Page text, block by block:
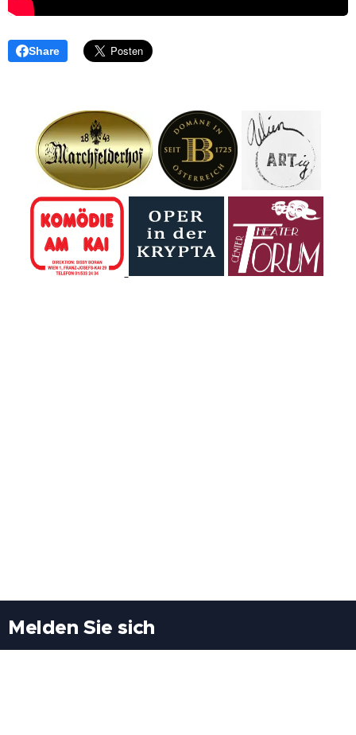
Share
Melden Sie sich